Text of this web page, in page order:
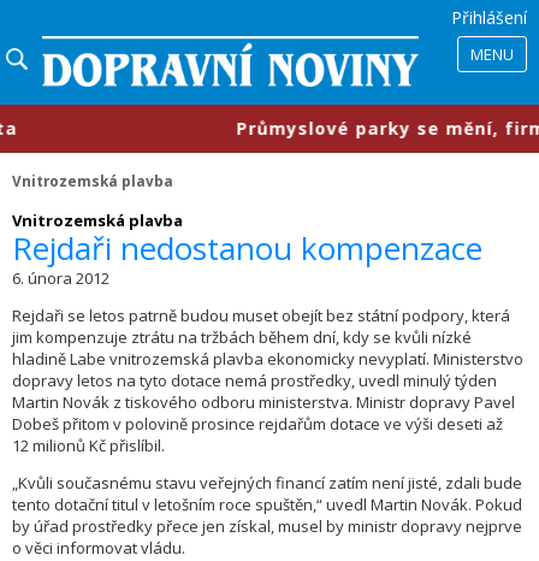
Přihlášení
MENU
​Průmyslové parky se mění,
Vnitrozemská plavba
Vnitrozemská plavba
Rejdaři nedostanou kompenzace
6. února 2012
Rejdaři se letos patrně budou muset obejít bez státní podpory, která
jim kompenzuje ztrátu na tržbách během dní, kdy se kvůli nízké
hladině Labe vnitrozemská plavba ekonomicky nevyplatí. Ministerstvo
dopravy letos na tyto dotace nemá prostředky, uvedl minulý týden
Martin Novák z tiskového odboru ministerstva. Ministr dopravy Pavel
Dobeš přitom v polovině prosince rejdařům dotace ve výši deseti až
12 milionů Kč přislíbil.
„Kvůli současnému stavu veřejných financí zatím není jisté, zdali bude
tento dotační titul v letošním roce spuštěn,“ uvedl Martin Novák. Pokud
by úřad prostředky přece jen získal, musel by ministr dopravy nejprve
o věci informovat vládu.